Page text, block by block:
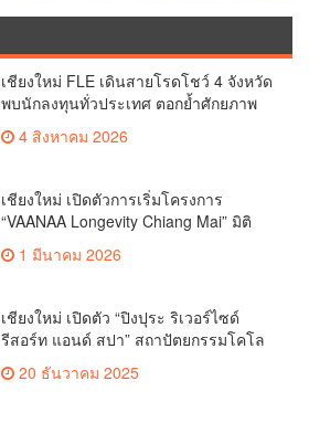
เชียงใหม่ FLE เดินสายโรดโชว์ 4 จังหวัด
พบนักลงทุนทั่วประเทศ ตอกย้ำศักยภาพ
4 สิงหาคม 2026
เชียงใหม่ เปิดตัวการเริ่มโครงการ
“VAANAA Longevity Chiang Mai” มิติ
ใหม่แห่งศูนย์สุขภาพระดับ ไฮเอนต์ ที่
ใหญ่ที่สุดในอาเซียน(คลิป)
1 มีนาคม 2026
เชียงใหม่ เปิดตัว “ปิงปุระ ริเวอร์ไซด์
รีสอร์ท แอนด์ สปา” สถาปัตยกรรมโคโล
เนียลสุดหรูแห่งใหม่ริมแม่น้ํา ปิงใจกลาง
เชียงใหม่(ตลิป)
20 ธันวาคม 2025